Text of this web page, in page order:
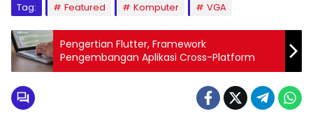
Tag: Featured Komputer VGA
Pengertian Flutter, Framework
Pengembangan Aplikasi Cross-Platform